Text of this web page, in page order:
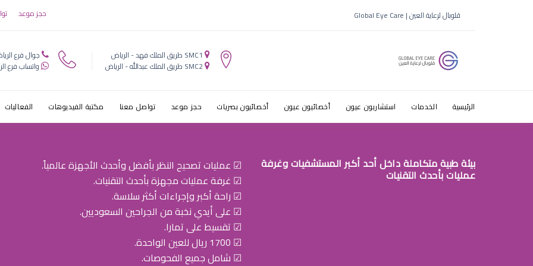
مع طبيب عيون التخصصي
بالرياض
قلوبال لرعاية العين | Global Eye Care حجز موعد
SMC1 طريق الملك فهد - الرياض
SMC2 طريق الملك عبدالله - الرياض
جوال فرع
واتساب فرع
الرئيسية الخدمات استشاريون عيون أخصائيون عيون أخصائيون بصريات حجز موعد تواصل معنا مكتبة الفيديوهات الفعاليات
بيئة طبية متكاملة داخل أحد أكبر المستشفيات وغرفة
عمليات بأحدث التقنيات
☑ عمليات تصحيح النظر بأفضل وأحدث الأجهزة عالمياً.
☑ غرفة عمليات مجهزة بأحدث التقنيات.
☑ راحة أكبر وإجراءات أكثر سلاسة.
☑ على أيدي نخبة من الجراحين السعوديين.
☑ تقسيط على تمارا.
☑ 1700 ريال للعين الواحدة.
☑ شامل جميع الفحوصات.